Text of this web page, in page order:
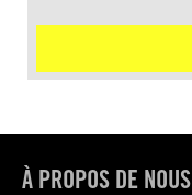
À PROPOS DE NOUS